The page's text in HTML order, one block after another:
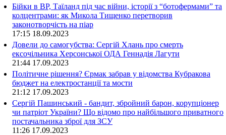
Бійки в ВР, Таїланд під час війни, історії з “ботофермами” та
колцентрами: як Микола Тищенко перетворив
законотворчість на піар
17:15 18.09.2023
Довели до самогубства: Сергій Хлань про смерть
ексочільника Херсонської ОДА Геннадія Лагути
21:44 17.09.2023
Політичне рішення? Єрмак забрав у відомства Кубракова
бюджет на електростанції та мости
21:12 17.09.2023
Сергій Пашинський - бандит, збройний барон, корупціонер
чи патріот України? Що відомо про найбільшого приватного
постачальника зброї для ЗСУ
11:26 17.09.2023